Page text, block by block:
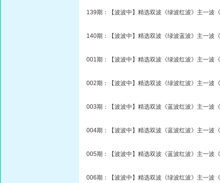
139期：【波波中】精选双波《绿波红波》主一波
140期：【波波中】精选双波《绿波蓝波》主一波
001期：【波波中】精选双波《绿波红波》主一波
002期：【波波中】精选双波《绿波红波》主一波
003期：【波波中】精选双波《蓝波红波》主一波
004期：【波波中】精选双波《蓝波红波》主一波
005期：【波波中】精选双波《蓝波红波》主一波
006期：【波波中】精选双波《绿波红波》主一波